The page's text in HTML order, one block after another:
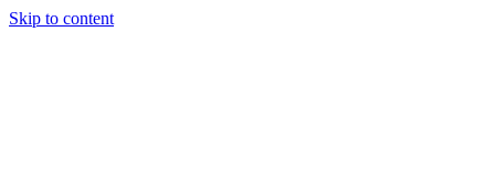
Skip to content